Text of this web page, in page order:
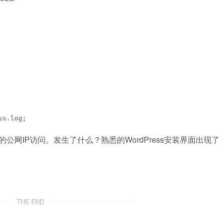
网IP访问。发生了什么？熟悉的WordPress安装界面出现了
THE END